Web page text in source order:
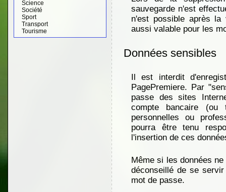
Science
Société
Sport
Transport
Tourisme
sauvegarde n'est
n'est possible après la
aussi valable pour les
Données sensibles
Il est interdit
PagePremiere. Par
passe des sites
compte bancaire
personnelles ou
pourra être tenu
l'insertion de ces
Même si les données
déconseillé de se
mot de passe.